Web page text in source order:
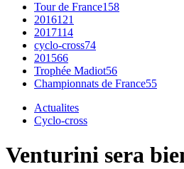
Tour de France158
2016121
2017114
cyclo-cross74
201566
Trophée Madiot56
Championnats de France55
Actualites
Cyclo-cross
Venturini sera